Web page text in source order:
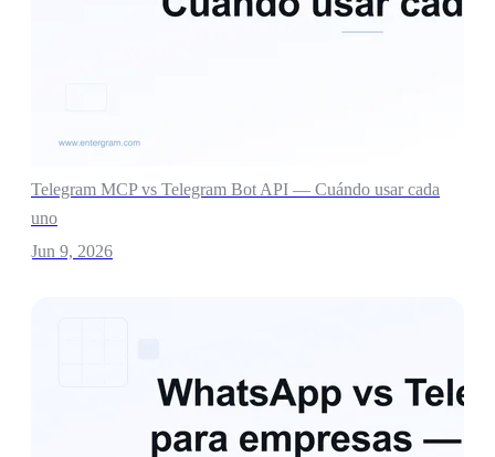
Telegram MCP vs Telegram Bot API — Cuándo usar cada
uno
Jun 9, 2026